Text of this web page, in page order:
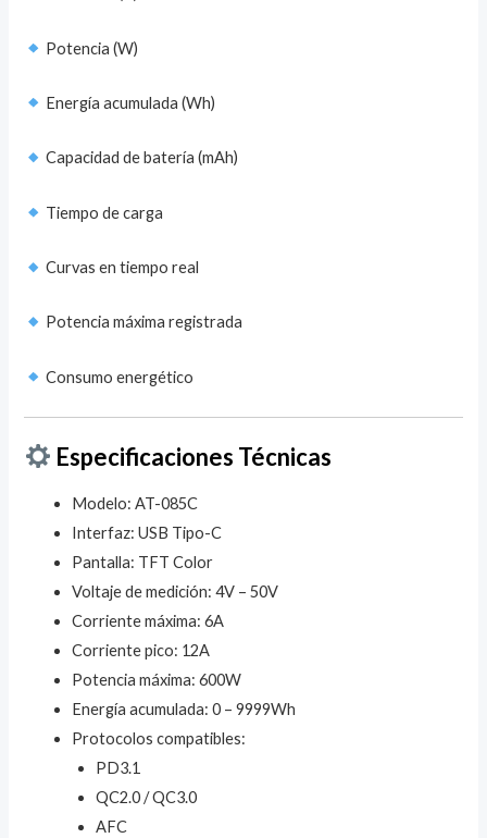
Potencia (W)
Energía acumulada (Wh)
Capacidad de batería (mAh)
Tiempo de carga
Curvas en tiempo real
Potencia máxima registrada
Consumo energético
Especificaciones Técnicas
Modelo: AT-085C
Interfaz: USB Tipo-C
Pantalla: TFT Color
Voltaje de medición: 4V – 50V
Corriente máxima: 6A
Corriente pico: 12A
Potencia máxima: 600W
Energía acumulada: 0 – 9999Wh
Protocolos compatibles:
PD3.1
QC2.0 / QC3.0
AFC